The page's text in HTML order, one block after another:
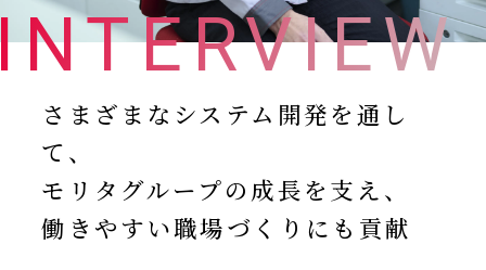
さまざまなシステム開発を通し
て、
モリタグループの成長を支え、
働きやすい職場づくりにも貢献